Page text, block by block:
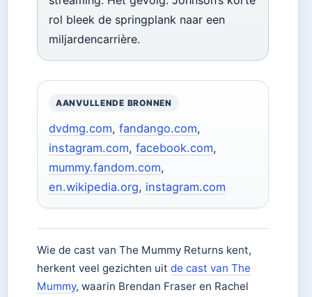
rol bleek de springplank naar een
miljardencarrière.
AANVULLENDE BRONNEN
dvdmg.com, fandango.com,
instagram.com, facebook.com,
mummy.fandom.com,
en.wikipedia.org, instagram.com
Wie de cast van The Mummy Returns kent,
herkent veel gezichten uit de cast van The
Mummy, waarin Brendan Fraser en Rachel